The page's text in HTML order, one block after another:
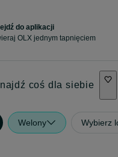
do aplikacji
OLX jednym tapnięciem
coś dla siebie
Welony Wybierz